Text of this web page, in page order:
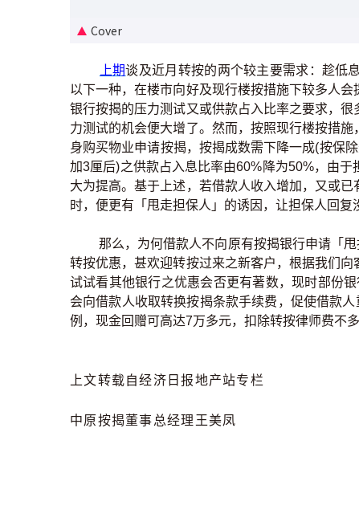
Cover
上期谈及近月转按的两个较主要需求：趁低
以下一种，在楼市向好及现行楼按措施下较多人
银行按揭的压力测试又或供款占入比率之要求，
力测试的机会便大增了。然而，按照现行楼按措
身购买物业申请按揭，按揭成数需下降一成(按保
加3厘后)之供款占入息比率由60%降为50%，由
大为提高。基于上述，若借款人收入增加，又或
时，便更有「甩走担保人」的诱因，让担保人回
那么，为何借款人不向原有按揭银行申请「
转按优惠，甚欢迎转按过来之新客户，根据我们
试试看其他银行之优惠会否更有著数，现时部份
会向借款人收取转换按揭条款手续费，促使借款
例，现金回赠可高达7万多元，扣除转按律师费不
上文转载自经济日报地产站专栏
中原按揭董事总经理王美凤